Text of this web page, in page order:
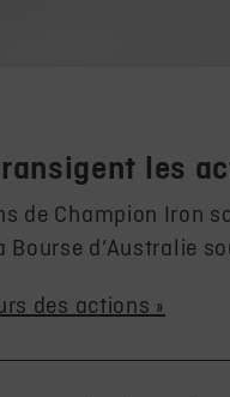
les
de Champion Iron
Bourse d’Australie
des actions »